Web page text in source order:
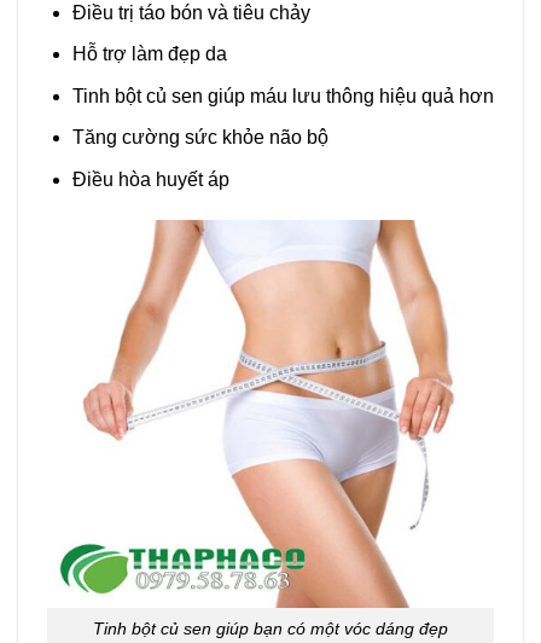
Điều trị táo bón và tiêu chảy
Hỗ trợ làm đẹp da
Tinh bột củ sen giúp máu lưu thông hiệu quả hơn
Tăng cường sức khỏe não bộ
Điều hòa huyết áp
Tinh bột củ sen giúp bạn có một vóc dáng đẹp